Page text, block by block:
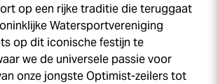
op een rijke traditie die teruggaat
Watersportvereniging
op dit iconische festijn te
we de universele passie voor
onze jongste Optimist-zeilers tot